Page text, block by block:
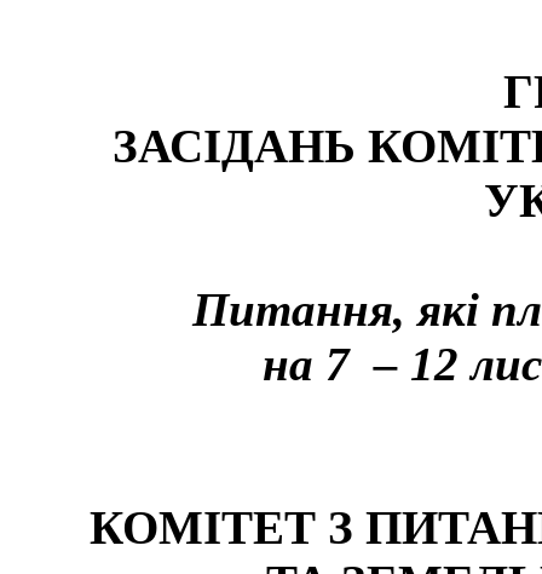
ЗАСІДАНЬ
Питання, які
на 7 – 12
КОМІТЕТ З